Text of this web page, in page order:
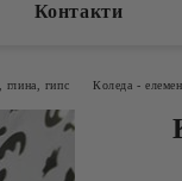
Контакти
глина, гипс Коледа -